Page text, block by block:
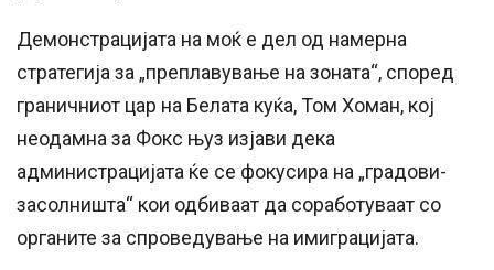
Демонстрацијата на моќ е дел од намерна
стратегија за „преплавување на зоната“, според
граничниот цар на Белата куќа, Том Хоман, кој
неодамна за Фокс њуз изјави дека
администрацијата ќе се фокусира на „градови-
засолништа“ кои одбиваат да соработуваат со
органите за спроведување на имиграцијата.